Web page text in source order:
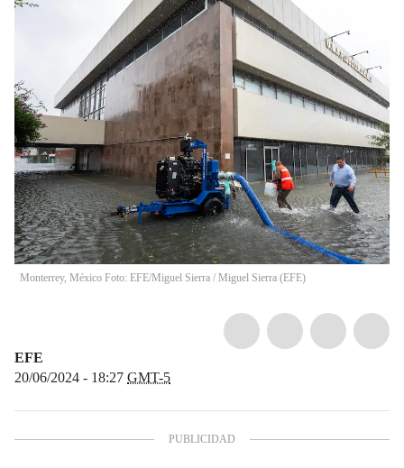
Monterrey, México Foto: EFE/Miguel Sierra / Miguel Sierra (EFE)
EFE
20/06/2024 - 18:27 GMT-5